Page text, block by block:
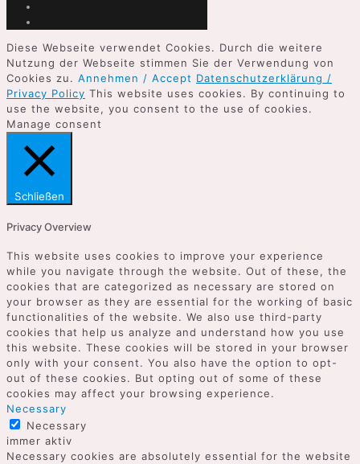
Diese Webseite verwendet Cookies. Durch die weitere
Nutzung der Webseite stimmen Sie der Verwendung von
Cookies zu. Annehmen / Accept Datenschutzerklärung /
Privacy Policy This website uses cookies. By continuing to
use the website, you consent to the use of cookies.
Manage consent
Schließen
Privacy Overview
This website uses cookies to improve your experience
while you navigate through the website. Out of these, the
cookies that are categorized as necessary are stored on
your browser as they are essential for the working of basic
functionalities of the website. We also use third-party
cookies that help us analyze and understand how you use
this website. These cookies will be stored in your browser
only with your consent. You also have the option to opt-
out of these cookies. But opting out of some of these
cookies may affect your browsing experience.
Necessary
Necessary
immer aktiv
Necessary cookies are absolutely essential for the website